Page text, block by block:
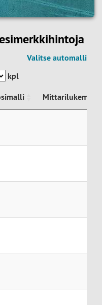
Valitse automalli
kpl
Mittarilukema